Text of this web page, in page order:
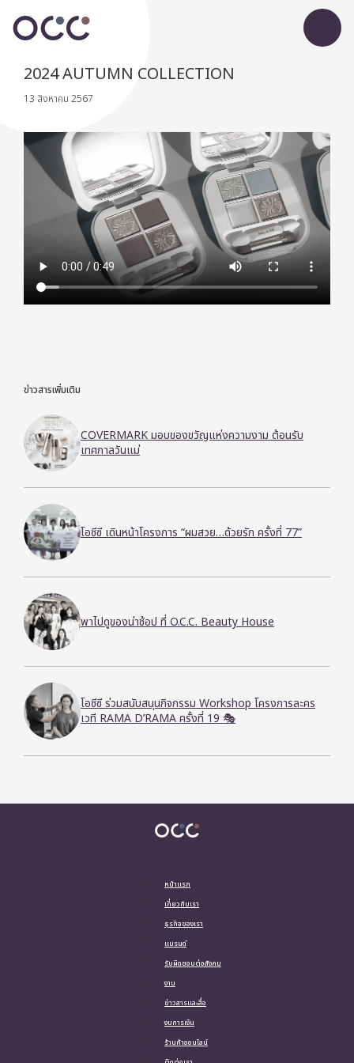
2024 AUTUMN COLLECTION
13 สิงหาคม 2567
ข่าวสารเพิ่มเติม
COVERMARK มอบของขวัญแห่งความงาม ต้อนรับ
เทศกาลวันแม่
โอซีซี เดินหน้าโครงการ “ผมสวย…ด้วยรัก ครั้งที่ 77”
พาไปดูของน่าช้อป ที่ O.C.C. Beauty House
โอซีซี ร่วมสนับสนุนกิจกรรม Workshop โครงการละคร
เวที RAMA D’RAMA ครั้งที่ 19 🎭
หน้าแรก
เกี่ยวกับเรา
ธุรกิจของเรา
แบรนด์
รับผิดชอบต่อสังคม
งาน
ข่าวสารและสื่อ
งบการเงิน
ร้านค้าออนไลน์